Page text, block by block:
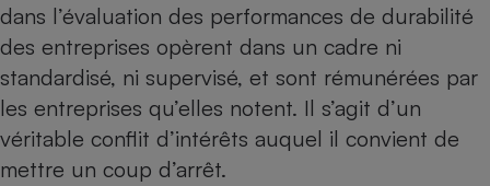
dans l’évaluation des performances de durabilité
des entreprises opèrent dans un cadre ni
standardisé, ni supervisé, et sont rémunérées par
les entreprises qu’elles notent. Il s’agit d’un
véritable conflit d’intérêts auquel il convient de
mettre un coup d’arrêt.